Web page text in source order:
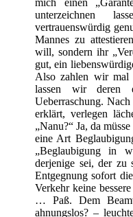
mich einen
unterzeichnen
vertrauenswürdig
Mannes zu
will, sondern ihr
gut, ein
Also zahlen wir mal
lassen wir deren
Ueberraschung.
erklärt, verlegen
„Nanu?“ Ja, da
eine Art
„Beglaubigung in
derjenige sei, der zu
Entgegnung sofort
Verkehr keine
… Paß. Dem
ahnungslos? –